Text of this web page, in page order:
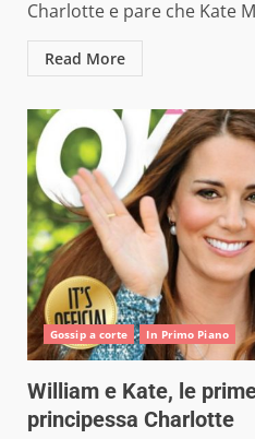
Charlotte e pare che Kate
Read More
Gossip a corte In Primo Piano
William e Kate, le
principessa Charlotte